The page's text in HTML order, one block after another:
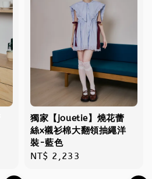
獨家【jouetie】燒花蕾
絲x襯衫棉大翻領抽繩洋
裝-藍色
Regular
NT$ 2,233